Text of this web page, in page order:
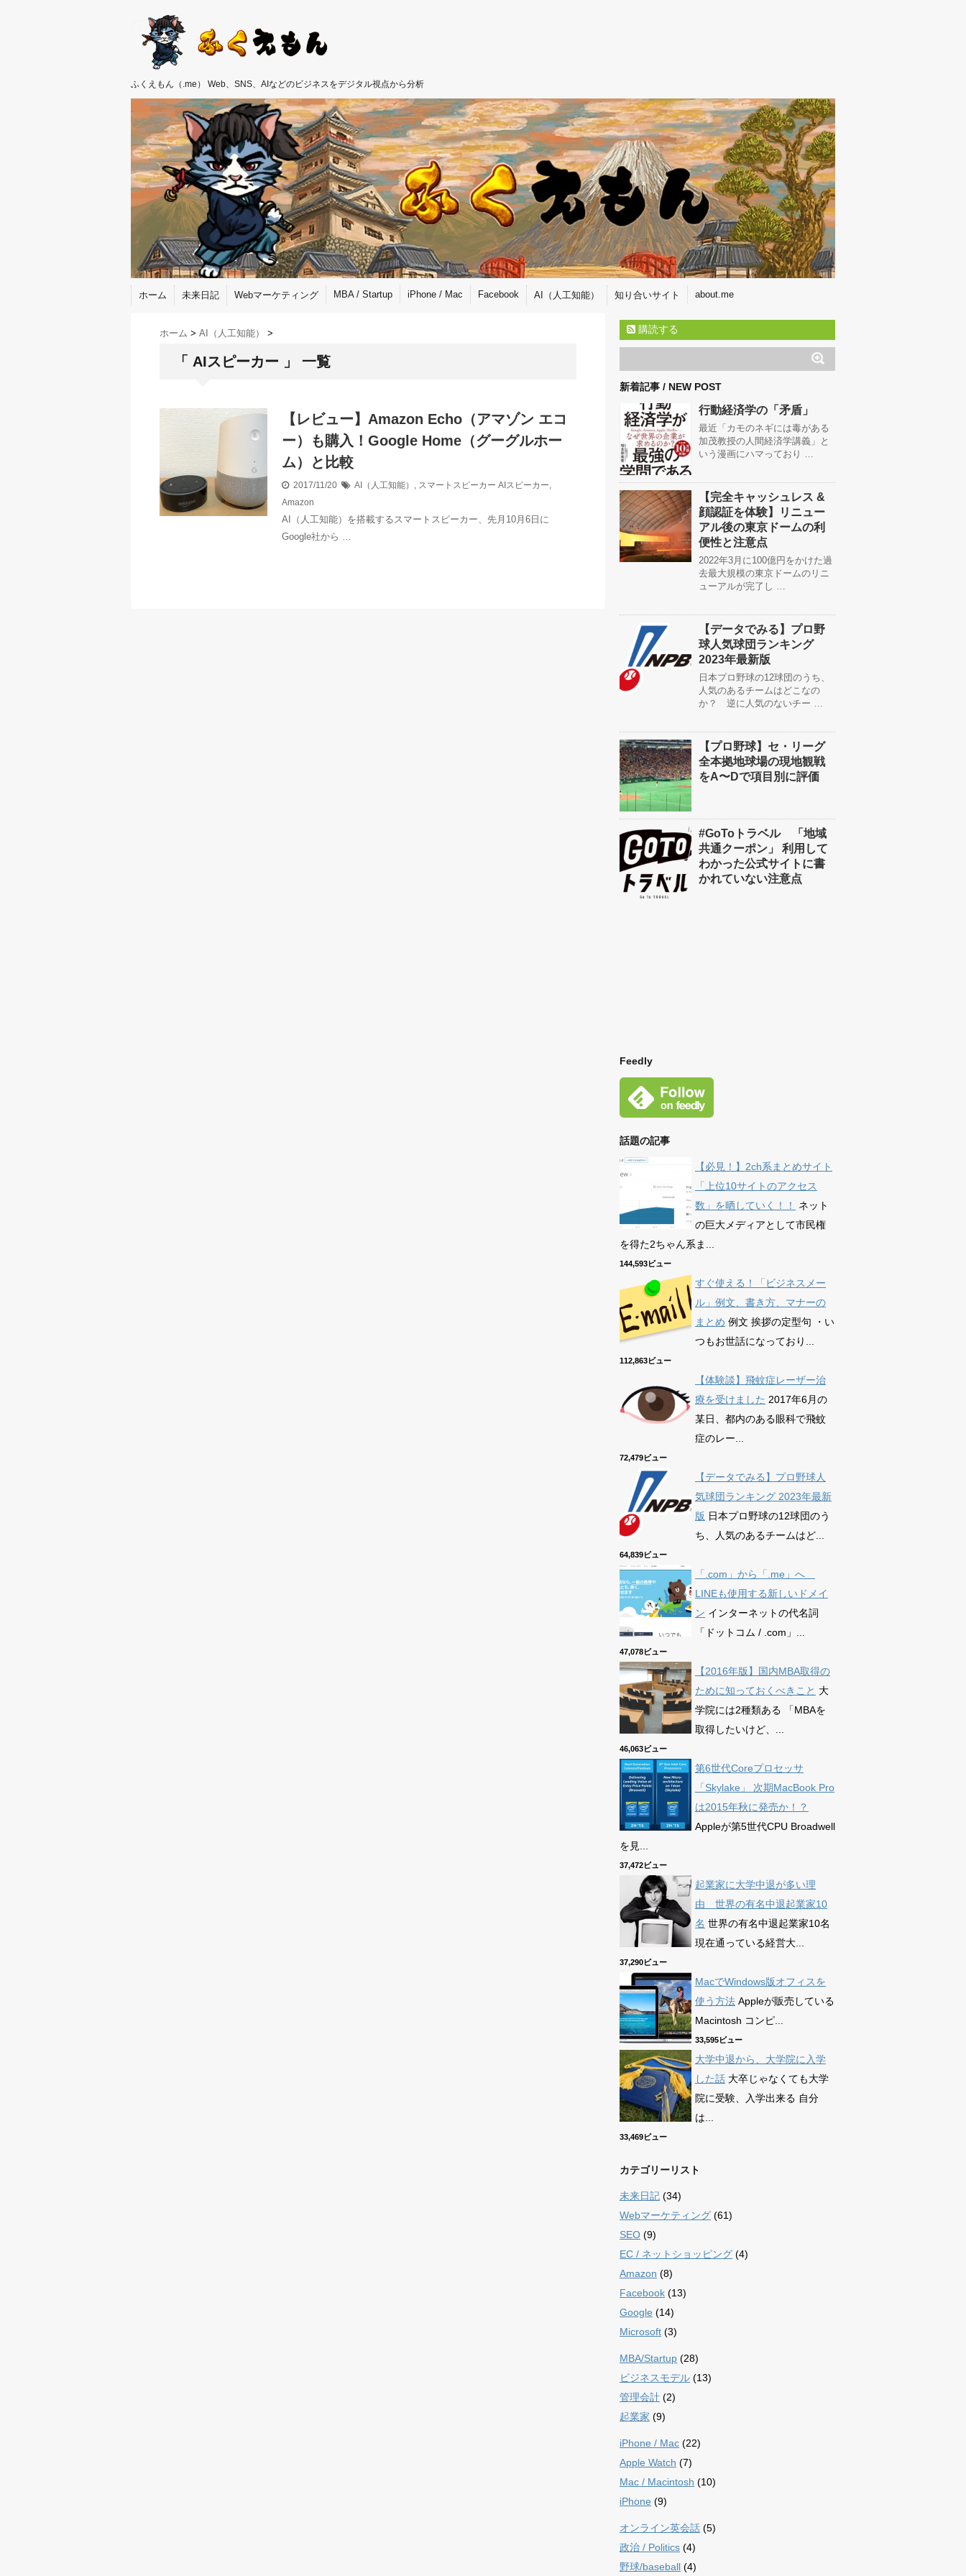
ふくえもん（.me） Web、SNS、AIなどのビジネスをデジタル視点から分析
ホーム 未来日記 Webマーケティング MBA / Startup iPhone / Mac Facebook AI（人工知能） 知り合いサイト about.me
ホーム > AI（人工知能） >
「 AIスピーカー 」 一覧
【レビュー】Amazon Echo（アマゾン エコ
ー）も購入！Google Home（グーグルホー
ム）と比較
2017/11/20 AI（人工知能） スマートスピーカー AIスピーカー
Amazon
AI（人工知能）を搭載するスマートスピーカー、先月10月6日に
Google社から …
購読する
新着記事 / NEW POST
行動経済学の「矛盾」
最近「カモのネギには毒がある
加茂教授の人間経済学講義」と
いう漫画にハマっており …
【完全キャッシュレス &
顔認証を体験】リニュー
アル後の東京ドームの利
便性と注意点
2022年3月に100億円をかけた過
去最大規模の東京ドームのリニ
ューアルが完了し …
【データでみる】プロ野
球人気球団ランキング
2023年最新版
日本プロ野球の12球団のうち、
人気のあるチームはどこなの
か？ 逆に人気のないチー …
【プロ野球】セ・リーグ
全本拠地球場の現地観戦
をA〜Dで項目別に評価
#GoToトラベル 「地域
共通クーポン」 利用して
わかった公式サイトに書
かれていない注意点
Feedly
話題の記事
【必見！】2ch系まとめサイト
「上位10サイトのアクセス
数」を晒していく！！
ネット
の巨大メディアとして市民権
を得た2ちゃん系ま...
144,593ビュー
すぐ使える！「ビジネスメー
ル」例文、書き方、マナーの
まとめ 例文 挨拶の定型句 ・い
つもお世話になっており...
112,863ビュー
【体験談】飛蚊症レーザー治
療を受けました 2017年6月の
某日、都内のある眼科で飛蚊
症のレー...
72,479ビュー
【データでみる】プロ野球人
気球団ランキング 2023年最新
版 日本プロ野球の12球団のう
ち、人気のあるチームはど...
64,839ビュー
「.com」から「.me」へ
LINEも使用する新しいドメイ
ン インターネットの代名詞
「ドットコム / .com」...
47,078ビュー
【2016年版】国内MBA取得の
ために知っておくべきこと 大
学院には2種類ある 「MBAを
取得したいけど、...
46,063ビュー
第6世代Coreプロセッサ
「Skylake」 次期MacBook Pro
は2015年秋に発売か！？
Appleが第5世代CPU Broadwell
を見...
37,472ビュー
起業家に大学中退が多い理
由 世界の有名中退起業家10
名 世界の有名中退起業家10名
現在通っている経営大...
37,290ビュー
MacでWindows版オフィスを
使う方法 Appleが販売している
Macintosh コンピ...
33,595ビュー
大学中退から、大学院に入学
した話 大卒じゃなくても大学
院に受験、入学出来る 自分
は...
33,469ビュー
カテゴリーリスト
未来日記 (34)
Webマーケティング (61)
SEO (9)
EC / ネットショッピング (4)
Amazon (8)
Facebook (13)
Google (14)
Microsoft (3)
MBA/Startup (28)
ビジネスモデル (13)
管理会計 (2)
起業家 (9)
iPhone / Mac (22)
Apple Watch (7)
Mac / Macintosh (10)
iPhone (9)
オンライン英会話 (5)
政治 / Politics (4)
野球/baseball (4)